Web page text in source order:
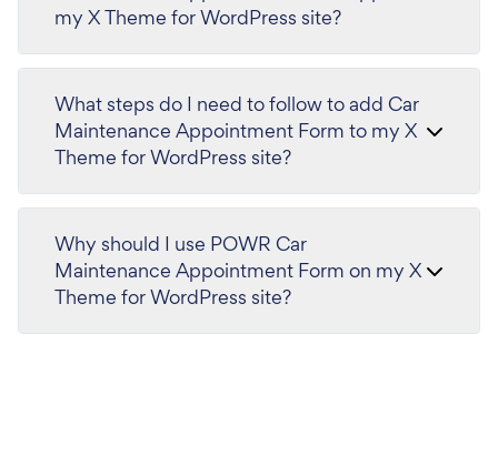
my X Theme for WordPress site?
What steps do I need to follow to add Car
Maintenance Appointment Form to my X
Theme for WordPress site?
Why should I use POWR Car
Maintenance Appointment Form on my X
Theme for WordPress site?